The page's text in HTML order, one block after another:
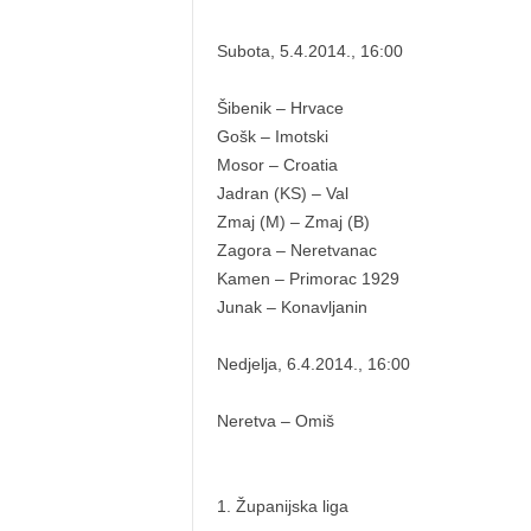
Subota, 5.4.2014., 16:00
Šibenik – Hrvace
Gošk – Imotski
Mosor – Croatia
Jadran (KS) – Val
Zmaj (M) – Zmaj (B)
Zagora – Neretvanac
Kamen – Primorac 1929
Junak – Konavljanin
Nedjelja, 6.4.2014., 16:00
Neretva – Omiš
1. Županijska liga